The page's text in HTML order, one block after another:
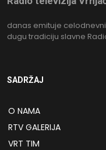
danas emituje
dugu tradiciju slavne
SADRŽAJ
O NAMA
RTV GALERIJA
VRT TIM